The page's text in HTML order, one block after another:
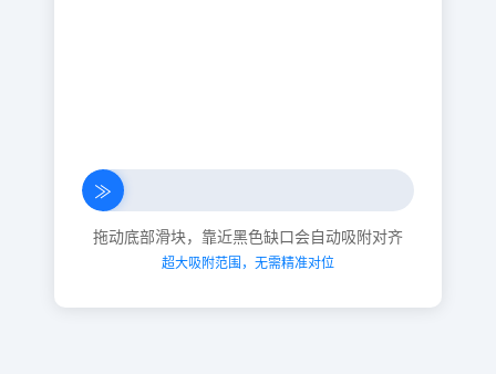
≫
拖动底部滑块，靠近黑色缺口会自动吸附对齐
超大吸附范围，无需精准对位